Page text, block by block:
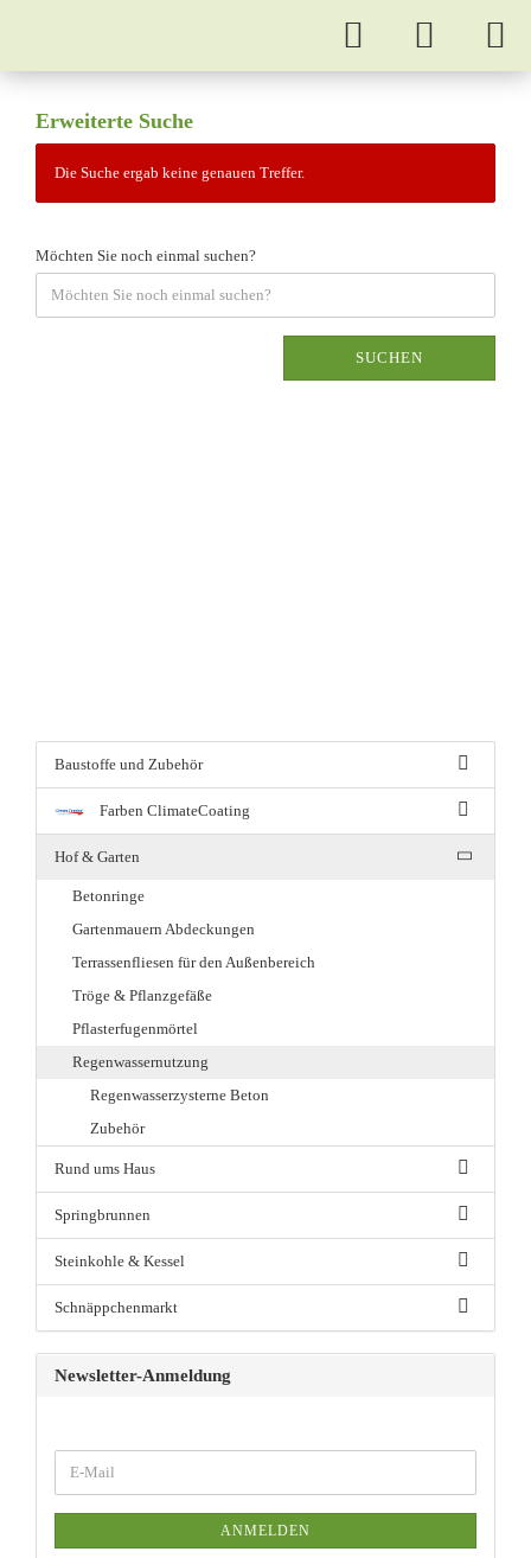
Erweiterte Suche
Die Suche ergab keine genauen Treffer.
Möchten Sie noch einmal suchen?
SUCHEN
Baustoffe und Zubehör
Farben ClimateCoating
Hof & Garten
Betonringe
Gartenmauern Abdeckungen
Terrassenfliesen für den Außenbereich
Tröge & Pflanzgefäße
Pflasterfugenmörtel
Regenwassernutzung
Regenwasserzysterne Beton
Zubehör
Rund ums Haus
Springbrunnen
Steinkohle & Kessel
Schnäppchenmarkt
Newsletter-Anmeldung
ANMELDEN